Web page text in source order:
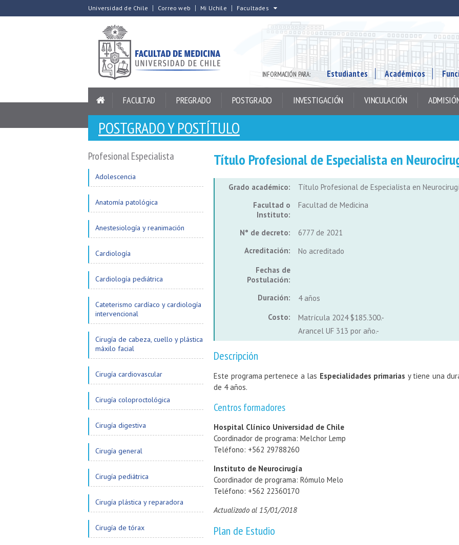
Universidad de Chile Correo web Mi Uchile Facultades
INFORMACIÓN PARA: Estudiantes Académicos
FACULTAD PREGRADO POSTGRADO INVESTIGACIÓN VINCULACIÓN
POSTGRADO Y POSTÍTULO
Profesional Especialista
Adolescencia
Anatomía patológica
Anestesiología y reanimación
Cardiología
Cardiología pediátrica
Cateterismo cardíaco y cardiología
intervencional
Cirugía de cabeza, cuello y plástica
máxilo facial
Cirugía cardiovascular
Cirugía coloproctológica
Cirugía digestiva
Cirugía general
Cirugía pediátrica
Cirugía plástica y reparadora
Cirugía de tórax
Título Profesional de Especialista en
Grado académico:
Título Profesional de Especialista en
Facultad o
Instituto:
Facultad de Medicina
N° de decreto:
6777 de 2021
Acreditación:
No acreditado
Fechas de
Postulación:
Duración:
4 años
Costo:
Matrícula 2024 $185.300.-
Arancel UF 313 por año.-
Descripción
Este programa pertenece a las Especialidades primarias y tiene una
de 4 años.
Centros formadores
Hospital Clínico Universidad de Chile
Coordinador de programa: Melchor Lemp
Teléfono: +562 29788260
Instituto de Neurocirugía
Coordinador de programa: Rómulo Melo
Teléfono: +562 22360170
Actualizado al 15/01/2018
Plan de Estudio